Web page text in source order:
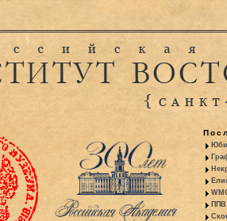
ППВ